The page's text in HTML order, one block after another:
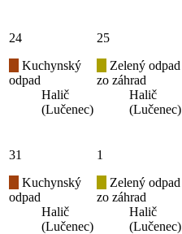
24
Kuchynský
odpad
Halič
(Lučenec)
25
Zelený odpad
zo záhrad
Halič
(Lučenec)
31
Kuchynský
odpad
Halič
(Lučenec)
1
Zelený odpad
zo záhrad
Halič
(Lučenec)